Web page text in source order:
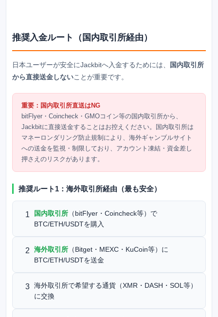
推奨入金ルート（国内取引所経由）
日本ユーザーが安全にJackbitへ入金するためには、
国内取引所
から直接送金しないことが重要です。
重要：国内取引所直送はNG
bitFlyer・Coincheck・GMOコイン等の国内取引所から、
Jackbitに直接送金することはお控えください。国内取引所は
マネーロンダリング防止規制により、海外ギャンブルサイト
への送金を監視・制限しており、アカウント凍結・資金差し
押さえのリスクがあります。
推奨ルート1：海外取引所経由（最も安全）
1 国内取引所 （bitFlyer・Coincheck等）で
BTC/ETH/USDTを購入
2 海外取引所 （Bitget・MEXC・KuCoin等）に
BTC/ETH/USDTを送金
3 海外取引所で希望する通貨（XMR・DASH・SOL等）
に交換